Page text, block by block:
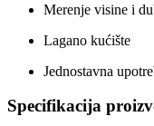
Merenje visine i
Lagano kućište
Jednostavna
Specifikacija